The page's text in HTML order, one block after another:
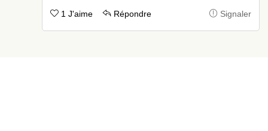
1 J'aime Répondre Signaler